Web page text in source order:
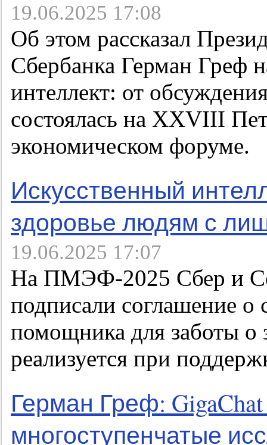
19.06.2025 17:08
Об этом рассказал
Сбербанка Герман Греф
интеллект: от
состоялась на XXVIII
экономическом форуме.
Искусственный
здоровье людям с
19.06.2025 17:07
На ПМЭФ-2025 Сбер и
подписали соглашение о
помощника для заботы о
реализуется при
Герман Греф:
многоступенчатые